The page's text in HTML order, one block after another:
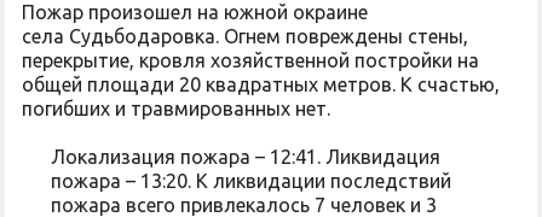
Пожар произошел на южной окраине
села Судьбодаровка. Огнем повреждены стены,
перекрытие, кровля хозяйственной постройки на
общей площади 20 квадратных метров. К счастью,
погибших и травмированных нет.
Локализация пожара – 12:41. Ликвидация
пожара – 13:20. К ликвидации последствий
пожара всего привлекалось 7 человек и 3